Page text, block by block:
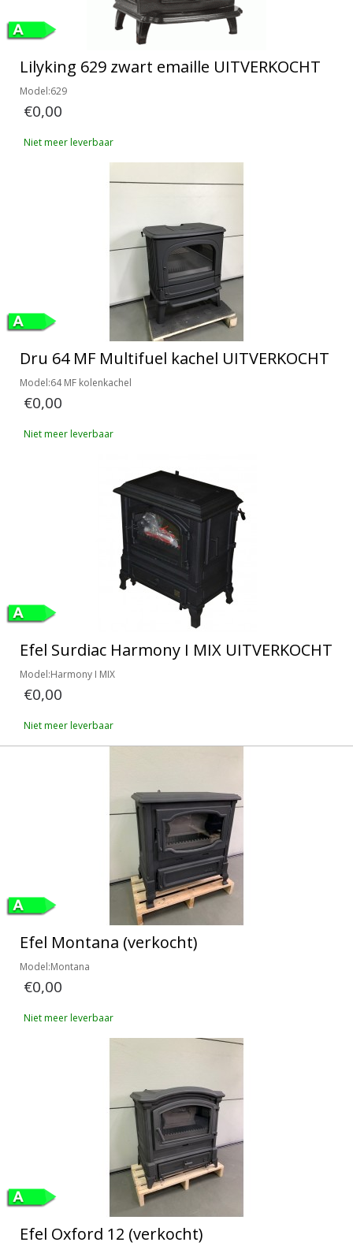
Lilyking 629 zwart emaille UITVERKOCHT
Model:629
€0,00
Niet meer leverbaar
Dru 64 MF Multifuel kachel UITVERKOCHT
Model:64 MF kolenkachel
€0,00
Niet meer leverbaar
Efel Surdiac Harmony I MIX UITVERKOCHT
Model:Harmony I MIX
€0,00
Niet meer leverbaar
Efel Montana (verkocht)
Model:Montana
€0,00
Niet meer leverbaar
Efel Oxford 12 (verkocht)